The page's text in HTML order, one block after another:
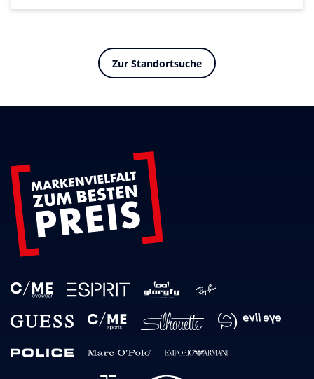
Zur Standortsuche